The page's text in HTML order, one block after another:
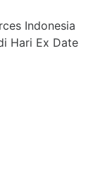
Indonesia
Hari Ex Date